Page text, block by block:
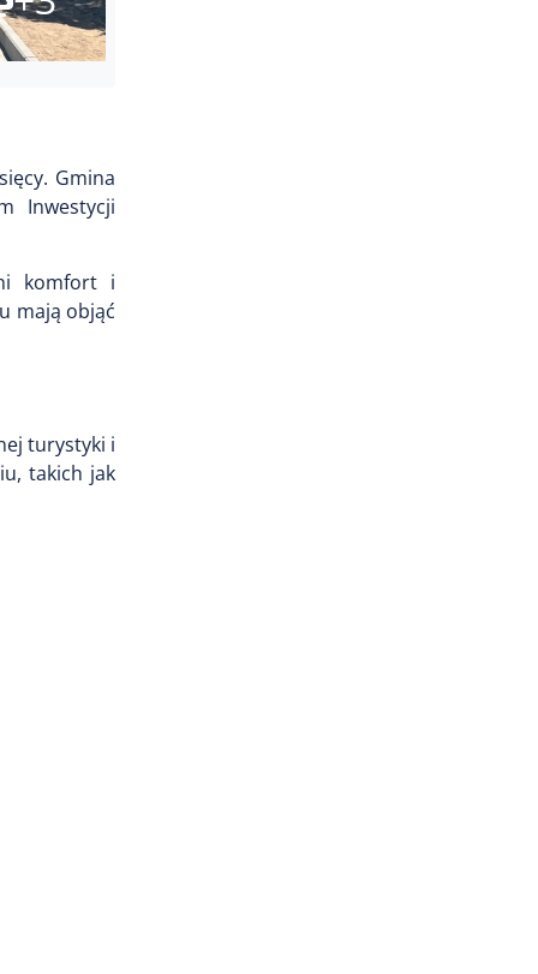
Gmina
Inwestycji
komfort i
mają objąć
turystyki i
takich jak